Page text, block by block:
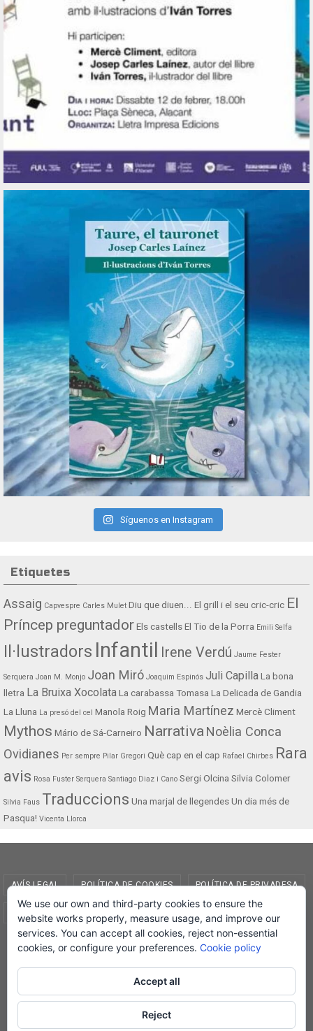
Síguenos en Instagram
Etiquetes
Assaig Capvespre Carles Mulet Diu que diuen... El grill i el seu cric-cric El
Príncep preguntadorEls castellsEl Tio de la Porra Emili Selfa
Il·lustradors Infantil Irene Verdú Jaume Fester
Serquera Joan M. Monjo Joan Miró Joaquim Espinós Juli CapillaLa bona
lletra La Bruixa XocolataLa carabassa Tomasa La Delicada de Gandia
La Lluna La presó del cel Manola Roig Maria Martínez Mercè Climent
Mythos Mário de Sá-Carneiro NarrativaNoèlia Conca
Ovidianes Per sempre Pilar Gregori Què cap en el cap Rafael Chirbes Rara
avis Rosa Fuster Serquera Santiago Diaz i Cano Sergi Olcina Silvia Colomer
Silvia Faus Traduccions Una marjal de llegendesUn dia més de
Pasqua! Vicenta Llorca
AVÍS LEGAL POLÍTICA DE COOKIES POLÍTICA DE PRIVADESA
CONDICIONS DE COMPRA
© Lletra Impresa Edicions, 2019
Nirvana&
We use our own and third-party cookies to ensure the
website works properly, measure usage, and improve our
services. You can accept all cookies, reject non-essential
cookies, or configure your preferences. Cookie policy
Accept all
Reject